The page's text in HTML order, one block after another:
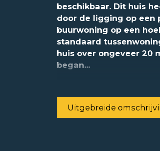
beschikbaar. Dit huis
door de ligging op een
buurwoning op een
standaard
huis over ongeveer 20
began...
Uitgebreide